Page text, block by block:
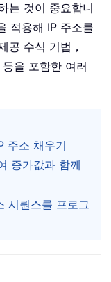
는 것이 중요합니
적용해 IP 주소를
공 수식 기법，
을 포함한 여러
주소 채우기
증가값과 함께
시퀀스를 프로그